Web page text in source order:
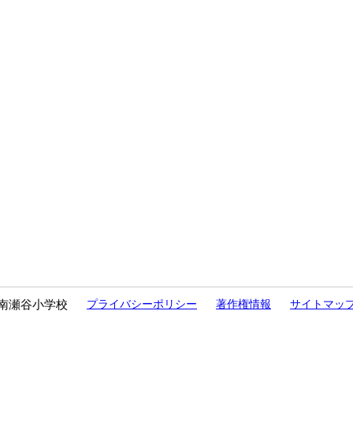
瀬谷小学校 プライバシーポリシー 著作権情報 サイトマッ